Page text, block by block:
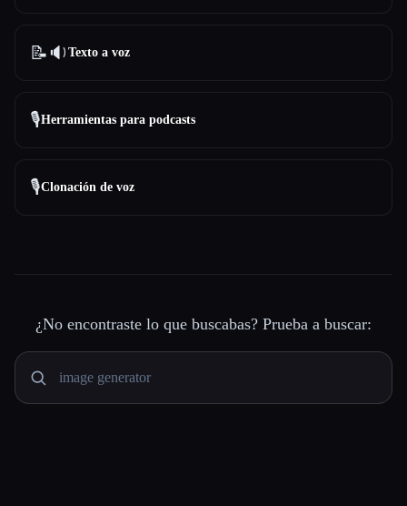
📝🔉 Texto a voz
🎙️Herramientas para podcasts
🎙️Clonación de voz
¿No encontraste lo que buscabas? Prueba a buscar: